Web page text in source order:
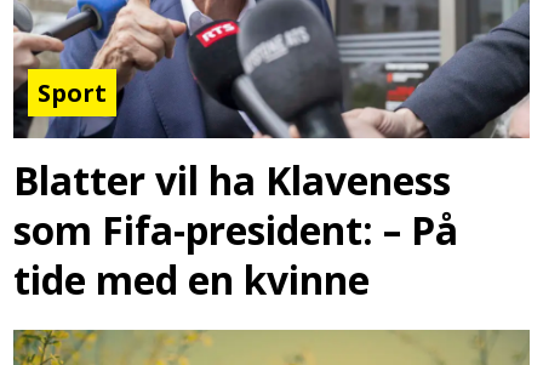
Sport
Blatter vil ha Klaveness
som Fifa-president: – På
tide med en kvinne